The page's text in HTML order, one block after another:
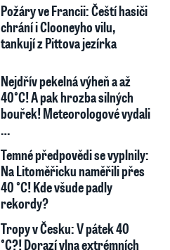
Požáry ve Francii: Čeští hasiči
chrání i Clooneyho vilu,
tankují z Pittova jezírka
Nejdřív pekelná výheň a až
40°C! A pak hrozba silných
bouřek! Meteorologové vydali
…
Temné předpovědi se vyplnily:
Na Litoměřicku naměřili přes
40 °C! Kde všude padly
rekordy?
Tropy v Česku: V pátek 40
°C?! Dorazí vlna extrémních